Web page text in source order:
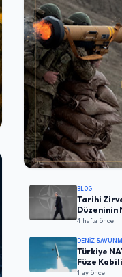
BLOG
Tarihi
Düzeninin
4 hafta önce
DENIZ
Türkiye
Füze
1 ay önce